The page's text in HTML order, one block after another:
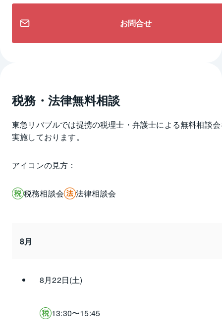
お問合せ
税務・法律無料相談
東急リバブルでは提携の税理士・弁護士による無料相談
実施しております。
アイコンの見方：
税務相談会 法律相談会
8月
8月22日(土)
13:30〜15:45